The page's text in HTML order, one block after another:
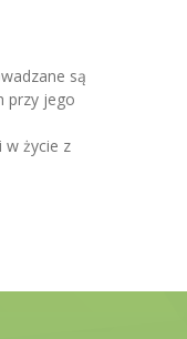
są
przy jego
w życie z